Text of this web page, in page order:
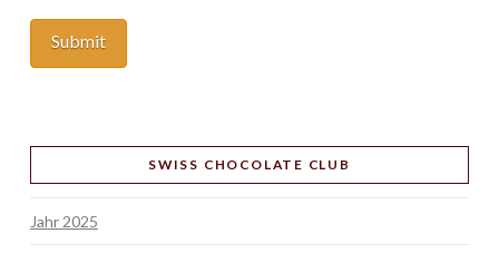
SWISS CHOCOLATE CLUB
Jahr 2025